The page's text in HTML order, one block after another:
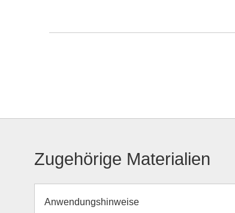
Zugehörige Materialien
Anwendungshinweise